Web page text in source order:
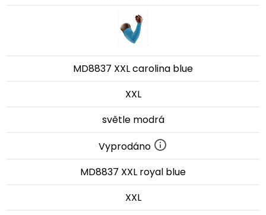
MD8837 XXL carolina blue
XXL
světle modrá
Vyprodáno
MD8837 XXL royal blue
XXL